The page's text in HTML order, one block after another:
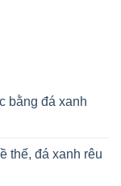
bằng đá xanh
thế, đá xanh rêu